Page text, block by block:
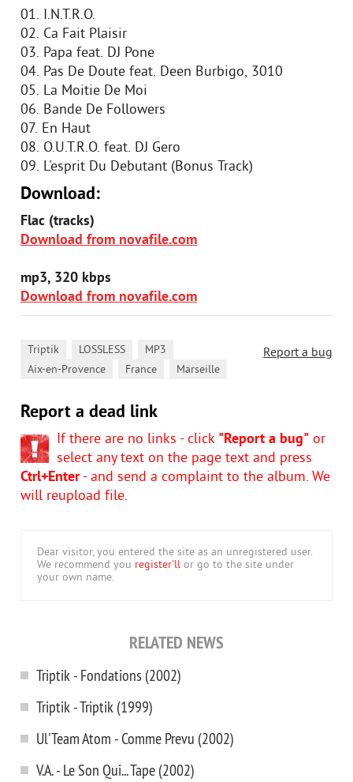
01. I.N.T.R.O.
02. Ca Fait Plaisir
03. Papa feat. DJ Pone
04. Pas De Doute feat. Deen Burbigo, 3010
05. La Moitie De Moi
06. Bande De Followers
07. En Haut
08. O.U.T.R.O. feat. DJ Gero
09. L'esprit Du Debutant (Bonus Track)
Download:
Flac (tracks)
Download from novafile.com
mp3, 320 kbps
Download from novafile.com
Report a bug
Triptik LOSSLESS MP3
Aix-en-Provence France Marseille
Report a dead link
If there are no links - click "Report a bug" or
select any text on the page text and press
Ctrl+Enter- and send a complaint to the album. We
will reupload file.
Dear visitor, you entered the site as an unregistered user.
We recommend you register'll or go to the site under
your own name.
RELATED NEWS
Triptik - Fondations (2002)
Triptik - Triptik (1999)
Ul'Team Atom - Comme Prevu (2002)
V.A. - Le Son Qui... Tape (2002)